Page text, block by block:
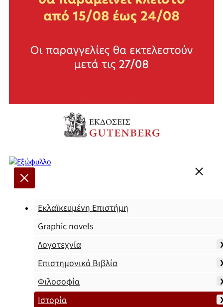
Εκλαϊκευμένη Επιστήμη
Graphic novels
Λογοτεχνία
Επιστημονικά Βιβλία
Φιλοσοφία
Ιστορία